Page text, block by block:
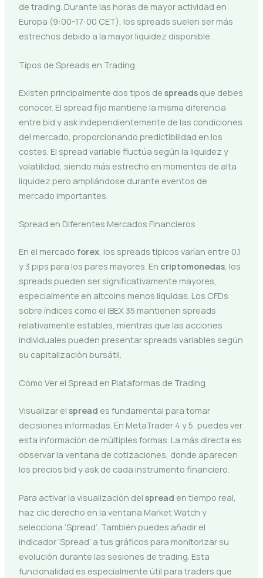
de trading. Durante las horas de mayor actividad en
Europa (9:00-17:00 CET), los spreads suelen ser más
estrechos debido a la mayor liquidez disponible.
Tipos de Spreads en Trading
Existen principalmente dos tipos de spreadsque debes
conocer. El spread fijo mantiene la misma diferencia
entre bid y ask independientemente de las condiciones
del mercado, proporcionando predictibilidad en los
costes. El spread variable fluctúa según la liquidez y
volatilidad, siendo más estrecho en momentos de alta
liquidez pero ampliándose durante eventos de
mercado importantes.
Spread en Diferentes Mercados Financieros
En el mercado forex, los spreads típicos varían entre 0.1
y 3 pips para los pares mayores. En criptomonedas, los
spreads pueden ser significativamente mayores,
especialmente en altcoins menos líquidas. Los CFDs
sobre índices como el IBEX 35 mantienen spreads
relativamente estables, mientras que las acciones
individuales pueden presentar spreads variables según
su capitalización bursátil.
Cómo Ver el Spread en Plataformas de Trading
Visualizar el spread es fundamental para tomar
decisiones informadas. En MetaTrader 4 y 5, puedes ver
esta información de múltiples formas. La más directa es
observar la ventana de cotizaciones, donde aparecen
los precios bid y ask de cada instrumento financiero.
Para activar la visualización del spread en tiempo real,
haz clic derecho en la ventana Market Watch y
selecciona ‘Spread’. También puedes añadir el
indicador ‘Spread’ a tus gráficos para monitorizar su
evolución durante las sesiones de trading. Esta
funcionalidad es especialmente útil para traders que